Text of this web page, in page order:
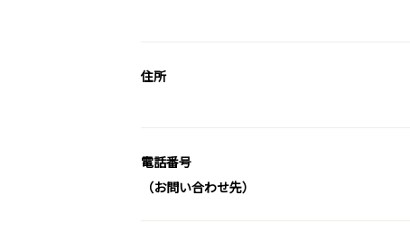
住所
電話番号
（お問い合わせ先）